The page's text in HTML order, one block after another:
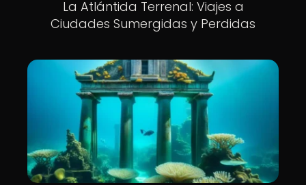
La Atlántida Terrenal: Viajes a
Ciudades Sumergidas y Perdidas